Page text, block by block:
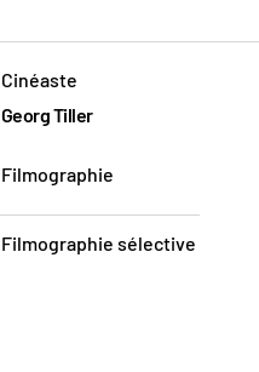
Cinéaste
Georg Tiller
Filmographie
Filmographie sélective